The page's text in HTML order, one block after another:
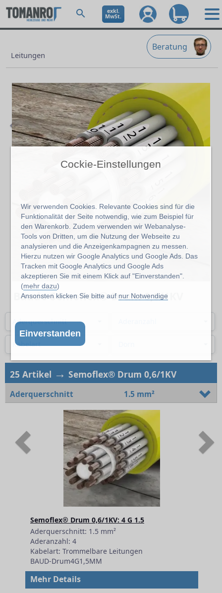
Cockie-Einstellungen
Wir verwenden Cookies. Relevante Cookies sind für die
Funktionalität der Seite notwendig, wie zum Beispiel für
den Warenkorb. Zudem verwenden wir Webanalyse-
Tools von Dritten, um die Nutzung der Webseite zu
analysieren und die Anzeigenkampagnen zu messen.
Hierzu nutzen wir Google Analytics und Google Ads. Das
Tracken mit Google Analytics und Google Ads
akzeptieren Sie mit einem Klick auf "Einverstanden".
(mehr dazu)
Ansonsten klicken Sie bitte auf nur Notwendige
Einverstanden
exkl.
MwSt.
Beratung
Leitungen
Baude Semoflex® Drum 0,6/1KV
Aderquerschnitt
Kabelart
25 Artikel → Semoflex® Drum 0,6/1KV
Aderquerschnitt 1.5 mm²
Semoflex® Drum 0,6/1KV: 4 G 1.5
Aderquerschnitt: 1.5 mm²
Aderanzahl: 4
Kabelart: Trommelbare Leitungen
BAUD-Drum4G1,5MM
Mehr Details
Previous